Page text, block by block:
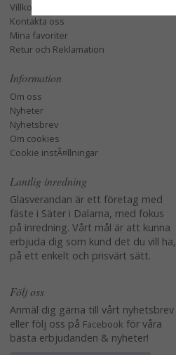
Villkor
Kontakta oss
Mina favoriter
Retur och Reklamation
Information
Om oss
Nyheter
Nyhetsbrev
Om cookies
Cookie instÃ¤llningar
Lantlig inredning
Glasverandan är ett företag med
fäste i Säter i Dalarna, med fokus
på inredning. Vårt mål är att kunna
erbjuda dig som kund det du vill ha,
på ett enkelt och prisvärt sätt.
Följ oss
Anmäl dig gärna till vårt nyhetsbrev
eller följ oss på Facebook för våra
bästa erbjudanden & nyheter!